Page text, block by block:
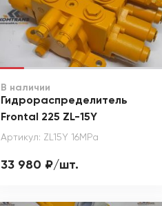
В наличии
Гидрораспределитель
Frontal 225 ZL-15Y
Артикул: ZL15Y 16MPa
33 980 ₽/шт.